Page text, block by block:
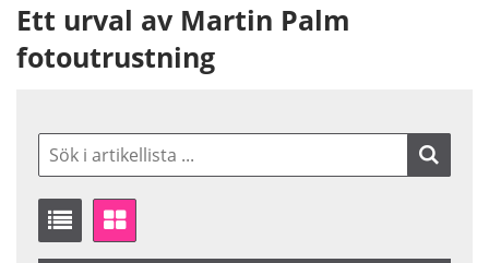
Ett urval av Martin Palm
fotoutrustning